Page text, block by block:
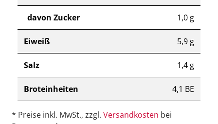
davon Zucker 1,0 g
Eiweiß 5,9 g
Salz 1,4 g
Broteinheiten 4,1 BE
* Preise inkl. MwSt., zzgl. Versandkosten bei